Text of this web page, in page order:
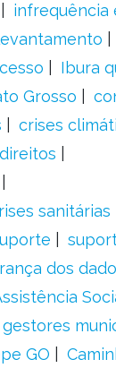
infrequência
Ibura
Grosso
crises
sanitárias
dos
gestores
GO